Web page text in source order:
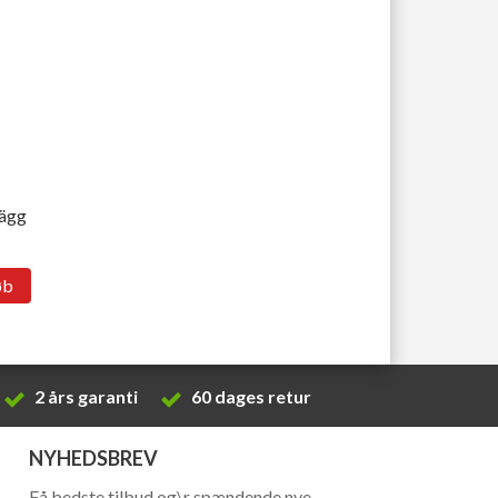
2 års garanti 60 dages retur
NYHEDSBREV